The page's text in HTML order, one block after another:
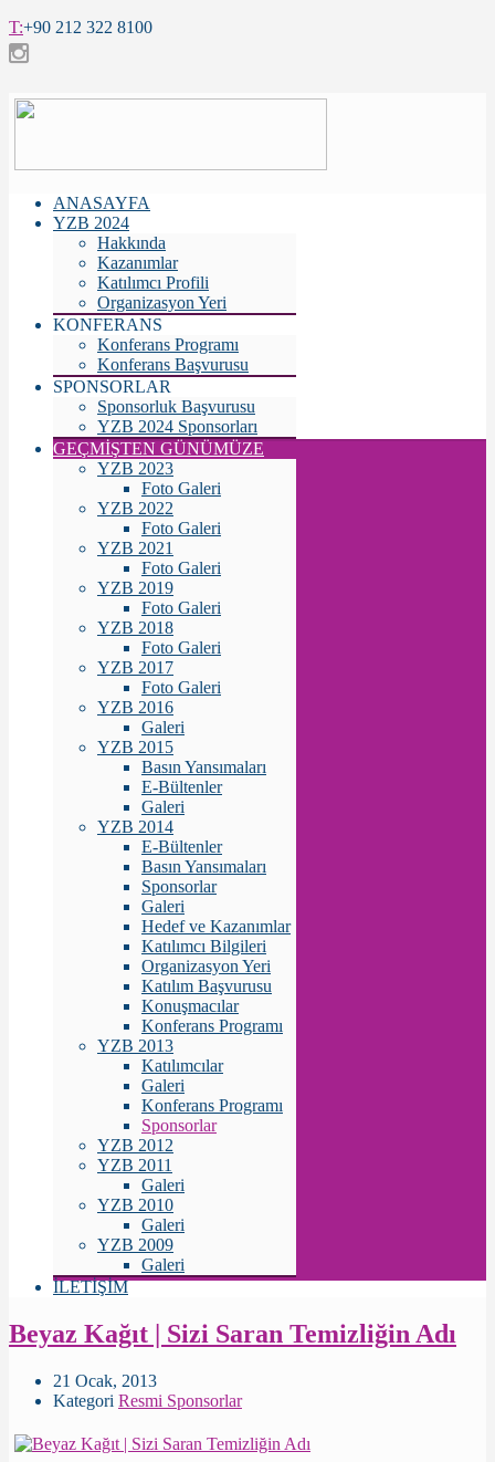
T:+90 212 322 8100
ANASAYFA
YZB 2024
Hakkında
Kazanımlar
Katılımcı Profili
Organizasyon Yeri
KONFERANS
Konferans Programı
Konferans Başvurusu
SPONSORLAR
Sponsorluk Başvurusu
YZB 2024 Sponsorları
GEÇMİŞTEN GÜNÜMÜZE
YZB 2023
Foto Galeri
YZB 2022
Foto Galeri
YZB 2021
Foto Galeri
YZB 2019
Foto Galeri
YZB 2018
Foto Galeri
YZB 2017
Foto Galeri
YZB 2016
Galeri
YZB 2015
Basın Yansımaları
E-Bültenler
Galeri
YZB 2014
E-Bültenler
Basın Yansımaları
Sponsorlar
Galeri
Hedef ve Kazanımlar
Katılımcı Bilgileri
Organizasyon Yeri
Katılım Başvurusu
Konuşmacılar
Konferans Programı
YZB 2013
Katılımcılar
Galeri
Konferans Programı
Sponsorlar
YZB 2012
YZB 2011
Galeri
YZB 2010
Galeri
YZB 2009
Galeri
İLETİŞİM
Beyaz Kağıt | Sizi Saran Temizliğin Adı
21 Ocak, 2013
Kategori Resmi Sponsorlar